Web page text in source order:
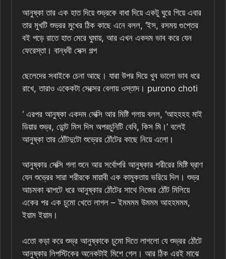
আনুষ্কা তার এক হাত দিয়ে শুভ্রকে বাধা দিয়ে একটু ঘুরে গিয়ে এবার
তার মুখটি শুভ্রর মুখের ঠিক কাছে এনে বলল, ‘ইস, রসময় গুপ্তের
বই পড়ে রাতে হাত মেরে ঘুমায়, আর এখন একদম ভাব করে যেন
ফেরেস্তা। বান্ধবী সেক্স গল্প
ছেলেদের সবাইকে চেনা আছে। যারা উপর দিয়ে খুব ভালো ভাব ধরে
রাখে, তারাও একেকটা সেক্সের বেলায় ওস্তাদ। purono choti
‘ এরপর আনুষ্কা একদম সেক্সি আর মিষ্টি গলায় বলল, ‘আহহহহ মাই
ডিয়ার শুভ্র, ডোন্ট মিস দিস অপরচুনিটি বেবি, কিস মি।’ বলেই
আনুষ্কা তার ঠোঁটদুটো শুভ্রের ঠোঁটের কাছে নিয়ে এলো।
আনুষ্কার সেক্সি গলা শুনে আর সর্বোপরি আনুষ্কার শরীরের মিষ্টি ঘ্রাণ
যেন শুভ্রের সারা শরীরকে মায়াবী এক কামুকতায় ভরিয়ে দিল। শুভ্র
আচমকা ঝাপটে ধরে আনুষ্কার ঠোঁটের সাথে নিজের ঠোঁট মিলিয়ে
একের পর এক চুমো খেতে লাগল – ইমমমম উমমম আহহমমম,
ইয়াম ইয়াম।
এতো কড়া করে শুভ্র আনুষ্কাকে চুমো দিতে লাগলো যে শুভ্রর ঠোঁটে
আনুষ্কার লিপস্টিকের অনেকটাই মিশে গেল। আর ঠিক এরই মাঝে